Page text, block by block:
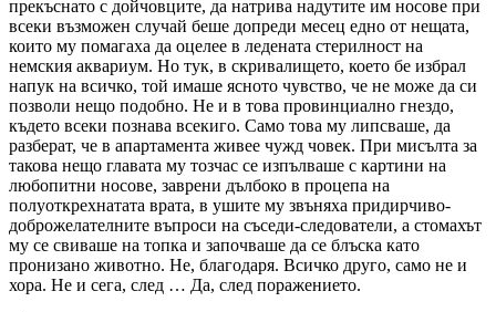
прекъснато с дойчовците, да на­трива надутите им носове при
всеки възможен случай беше допреди месец едно от нещата,
които му помагаха да оцелее в ледената стерилност на
немския аквариум. Но тук, в скривалището, което бе избрал
напук на всичко, той имаше ясното чувство, че не може да си
позволи нещо подобно. Не и в това провинциално гнездо,
където всеки познава всекиго. Само това му липсваше, да
разберат, че в апартамента живее чужд човек. При мисълта за
такова нещо главата му тозчас се изпълваше с картини на
любопитни носове, заврени дълбоко в процепа на
полуоткрехнатата врата, в ушите му звъняха придирчиво-
добро­желател­ни­те въпроси на съседи-следователи, а стомахът
му се свиваше на топка и започваше да се блъска като
пронизано животно. Не, благодаря. Всичко друго, само не и
хора. Не и сега, след … Да, след поражението.